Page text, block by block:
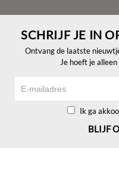
SCHRIJF JE IN
Ontvang de laatste
Je hoeft je
Ik ga
BLIJF